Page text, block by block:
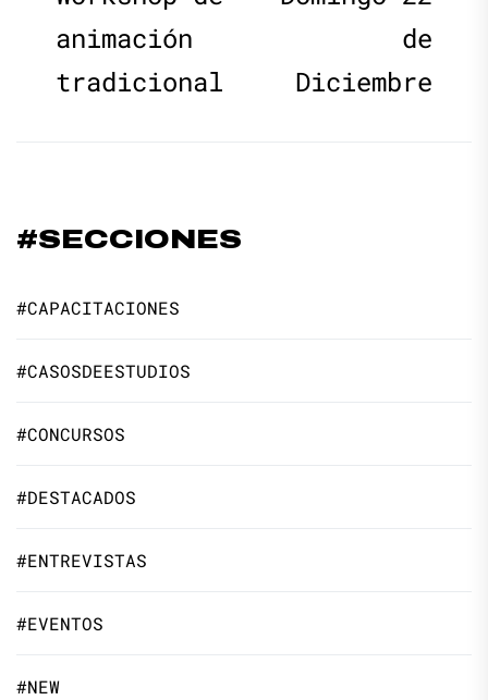
animación
tradicional
de
Diciembre
#SECCIONES
#CAPACITACIONES
#CASOSDEESTUDIOS
#CONCURSOS
#DESTACADOS
#ENTREVISTAS
#EVENTOS
#NEW